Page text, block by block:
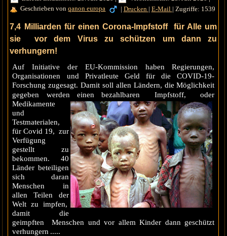
Geschrieben vonqanon europa | Drucken | E-Mail | Zugriffe: 1539
7,4 Milliarden für einen Corona-Impfstoff für Alle um
sie vor dem Virus zu schützen um dann zu
verhungern!
Auf Initiative der EU-Kommission haben Regierungen,
Organisationen und Privatleute Geld für die COVID-19-
Forschung zugesagt. Damit soll allen Ländern, die Möglichkeit
gegeben werden einen bezahlbaren Impfstoff,oder
Medikamente
und
Testmaterialen,
für Covid 19, zur
Verfügung
gestellt zu
bekommen. 40
Länder beteiligen
sich daran
Menschen in
allen Teilen der
Welt zu impfen,
damit die
geimpften Menschen und vor allem Kinder dann geschützt
verhungern .....